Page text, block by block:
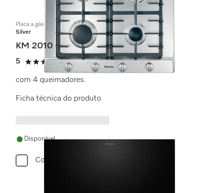
Placa a gás
Silver
KM 2010
5
5 estrela(s) de 5
(1 avaliação)
com 4 queimadores.
Ficha técnica do produto
Disponível
Comparar